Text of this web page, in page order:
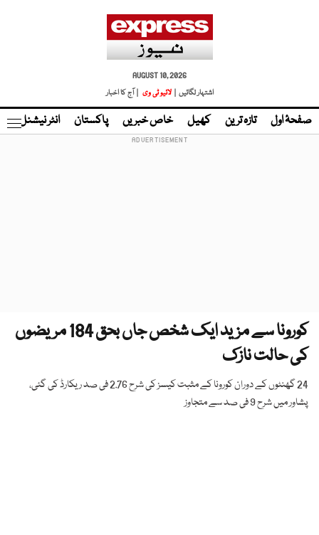
AUGUST 10, 2026
اشتہار لگائیں |
لائیو ٹی وی | آج کا اخبار
صفحۂ اول تازہ ترین کھیل خاص خبریں پاکستان انٹر نیشنل
کورونا سے مزید ایک شخص جاں بحق 184 مریضوں
کی حالت نازک
24 گھنٹوں کے دوران کورونا کے مثبت کیسز کی شرح 2.76 فی صد ریکارڈ کی گئی،
پشاور میں شرح 9 فی صد سے متجاوز